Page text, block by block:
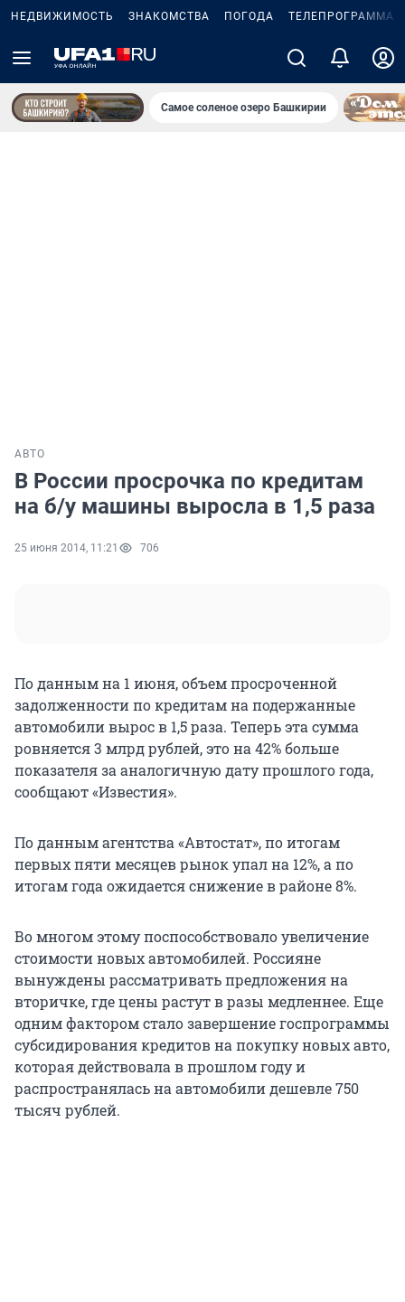
НЕДВИЖИМОСТЬ ЗНАКОМСТВА ПОГОДА ТЕЛЕПРОГРАММА
Самое соленое озеро Башкирии
АВТО
В России просрочка по кредитам
на б/у машины выросла в 1,5 раза
25 июня 2014, 11:21 706
По данным на 1 июня, объем просроченной
задолженности по кредитам на подержанные
автомобили вырос в 1,5 раза. Теперь эта сумма
ровняется 3 млрд рублей, это на 42% больше
показателя за аналогичную дату прошлого года,
сообщают «Известия».
По данным агентства «Автостат», по итогам
первых пяти месяцев рынок упал на 12%, а по
итогам года ожидается снижение в районе 8%.
Во многом этому поспособствовало увеличение
стоимости новых автомобилей. Россияне
вынуждены рассматривать предложения на
вторичке, где цены растут в разы медленнее. Еще
одним фактором стало завершение госпрограммы
субсидирования кредитов на покупку новых авто,
которая действовала в прошлом году и
распространялась на автомобили дешевле 750
тысяч рублей.